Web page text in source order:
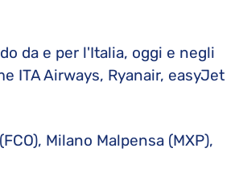
da e per l'Italia, oggi e negli
ITA Airways, Ryanair, easyJet
Milano Malpensa (MXP),